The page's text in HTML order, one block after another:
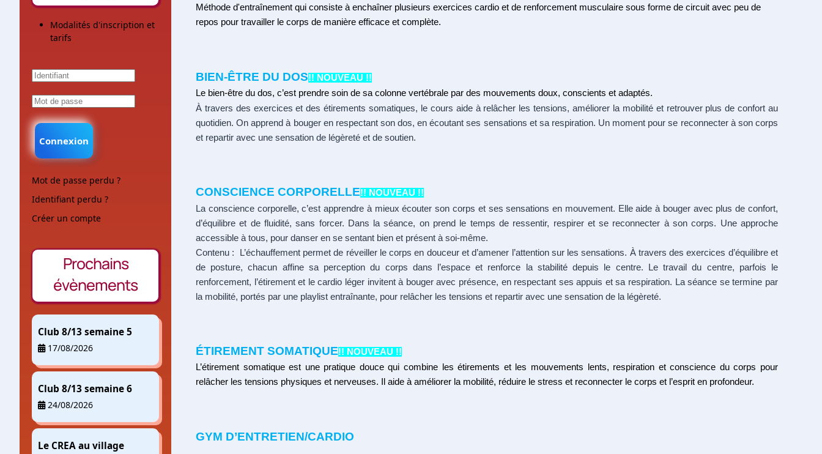
Méthode d'entraînement qui consiste à enchaîner plusieurs exercices cardio et de renforcement musculaire sous forme de circuit avec peu de
repos pour travailler le corps de manière efficace et complète.
BIEN-ÊTRE DU DOS!! NOUVEAU !!
Le bien-être du dos, c’est prendre soin de sa colonne vertébrale par des mouvements doux, conscients et adaptés.
À travers des exercices et des étirements somatiques, le cours aide à relâcher les tensions, améliorer la mobilité et retrouver plus de confort au
quotidien. On apprend à bouger en respectant son dos, en écoutant ses sensations et sa respiration. Un moment pour se reconnecter à son corps
et repartir avec une sensation de légèreté et de soutien.
CONSCIENCE CORPORELLE!! NOUVEAU !!
La conscience corporelle, c’est apprendre à mieux écouter son corps et ses sensations en mouvement. Elle aide à bouger avec plus de confort,
d’équilibre et de fluidité, sans forcer. Dans la séance, on prend le temps de ressentir, respirer et se reconnecter à son corps. Une approche
accessible à tous, pour danser en se sentant bien et présent à soi-même.
Contenu : L’échauffement permet de réveiller le corps en douceur et d’amener l’attention sur les sensations. À travers des exercices d’équilibre et
de posture, chacun affine sa perception du corps dans l’espace et renforce la stabilité depuis le centre. Le travail du centre, parfois le
renforcement, l’étirement et le cardio léger invitent à bouger avec présence, en respectant ses appuis et sa respiration. La séance se termine par
la mobilité, portés par une playlist entraînante, pour relâcher les tensions et repartir avec une sensation de la légèreté.
ÉTIREMENT SOMATIQUE!! NOUVEAU !!
L’étirement somatique est une pratique douce qui combine les étirements et les mouvements lents, respiration et conscience du corps pour
relâcher les tensions physiques et nerveuses. Il aide à améliorer la mobilité, réduire le stress et reconnecter le corps et l’esprit en profondeur.
GYM D’ENTRETIEN/CARDIO
Modalités d'inscription et
tarifs
Connexion
Mot de passe perdu ?
Identifiant perdu ?
Créer un compte
Prochains
évènements
Club 8/13 semaine 5
17/08/2026
Club 8/13 semaine 6
24/08/2026
Le CREA au village